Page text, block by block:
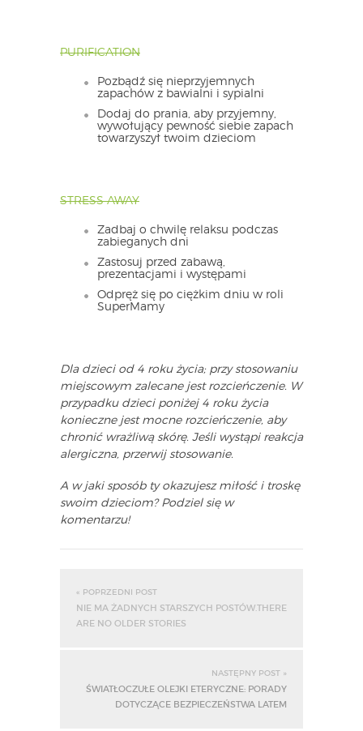
PURIFICATION
Pozbądź się nieprzyjemnych
zapachów z bawialni i sypialni
Dodaj do prania, aby przyjemny,
wywołujący pewność siebie zapach
towarzyszył twoim dzieciom
STRESS AWAY
Zadbaj o chwilę relaksu podczas
zabieganych dni
Zastosuj przed zabawą,
prezentacjami i występami
Odpręż się po ciężkim dniu w roli
SuperMamy
Dla dzieci od 4 roku życia; przy stosowaniu
miejscowym zalecane jest rozcieńczenie. W
przypadku dzieci poniżej 4 roku życia
konieczne jest mocne rozcieńczenie, aby
chronić wrażliwą skórę. Jeśli wystąpi reakcja
alergiczna, przerwij stosowanie.
A w jaki sposób ty okazujesz miłość i troskę
swoim dzieciom? Podziel się w
komentarzu!
« POPRZEDNI POST
NIE MA ŻADNYCH STARSZYCH POSTÓW.THERE
ARE NO OLDER STORIES
NASTĘPNY POST »
ŚWIATŁOCZUŁE OLEJKI ETERYCZNE: PORADY
DOTYCZĄCE BEZPIECZEŃSTWA LATEM